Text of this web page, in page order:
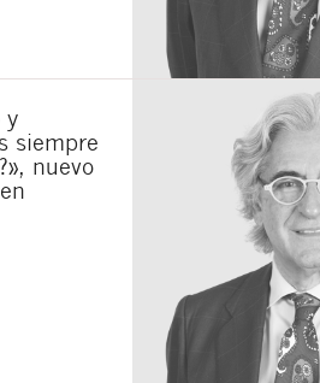
y
siempre
nuevo